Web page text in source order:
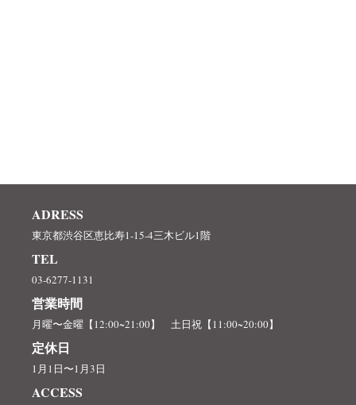
ADRESS
東京都渋谷区恵比寿1-15-4三木ビル1階
TEL
03-6277-1131
営業時間
月曜〜金曜【12:00~21:00】 土日祝【11:00~20:00】
定休日
1月1日〜1月3日
ACCESS